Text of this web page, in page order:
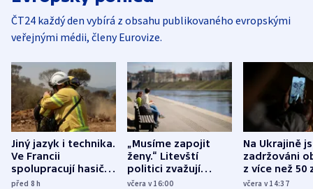
ČT24 každý den vybírá z obsahu publikovaného evropskými
veřejnými médii, členy Eurovize.
Jiný jazyk i technika.
Ve Francii
spolupracují hasiči z
různých zemí
před 8h
„Musíme zapojit
ženy.“ Litevští
politici zvažují
dohodu o
včera v 16:00
Na Ukrajině
zadržováni
z více než 50
Bojovali na
včera v 14:37